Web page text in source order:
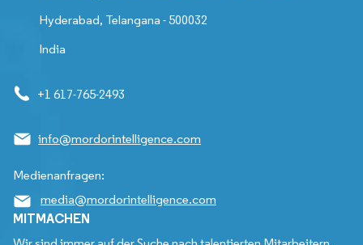
Hyderabad, Telangana - 500032
India
+1 617-765-2493
info@mordorintelligence.com
Medienanfragen:
media@mordorintelligence.com
MITMACHEN